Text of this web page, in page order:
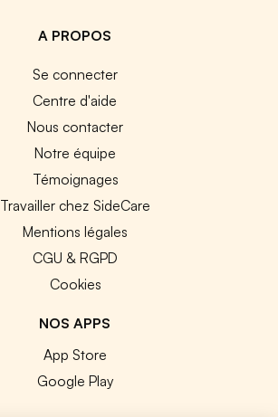
A PROPOS
Se connecter
Centre d'aide
Nous contacter
Notre équipe
Témoignages
Travailler chez SideCare
Mentions légales
CGU & RGPD
Cookies
NOS APPS
App Store
Google Play